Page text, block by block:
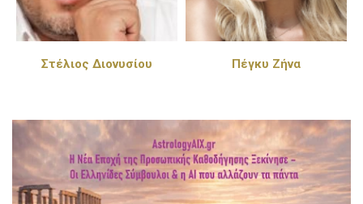
Στέλιος Διονυσίου Πέγκυ Ζήνα